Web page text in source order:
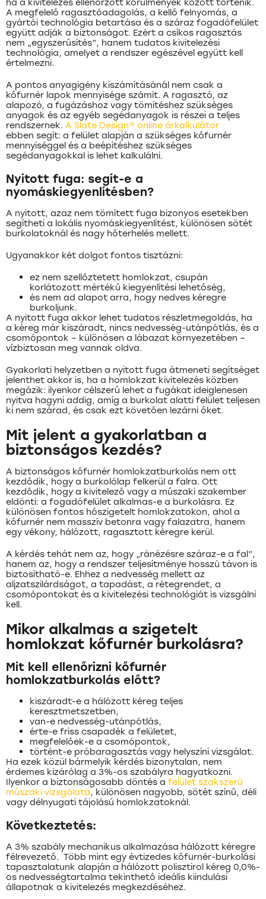
A megfelelő ragasztóadagolás, a kellő felnyomás, a
gyártói technológia betartása és a száraz fogadófelület
együtt adják a biztonságot. Ezért a csíkos ragasztás
nem „egyszerűsítés”, hanem tudatos kivitelezési
technológia, amelyet a rendszer egészével együtt kell
értelmezni.
A pontos anyagigény kiszámításánál nem csak a
kőfurnér lapok mennyisége számít. A ragasztó, az
alapozó, a fugázáshoz vagy tömítéshez szükséges
anyagok és az egyéb segédanyagok is részei a teljes
rendszernek. A Slate Design® online árkalkulátor
ebben segít: a felület alapján a szükséges kőfurnér
mennyiséggel és a beépítéshez szükséges
segédanyagokkal is lehet kalkulálni.
Nyitott fuga: segít-e a
nyomáskiegyenlítésben?
A nyitott, azaz nem tömített fuga bizonyos esetekben
segítheti a lokális nyomáskiegyenlítést, különösen sötét
burkolatoknál és nagy hőterhelés mellett.
Ugyanakkor két dolgot fontos tisztázni:
ez nem szellőztetett homlokzat, csupán
korlátozott mértékű kiegyenlítési lehetőség,
és nem ad alapot arra, hogy nedves kéregre
burkoljunk.
A nyitott fuga akkor lehet tudatos részletmegoldás, ha
a kéreg már kiszáradt, nincs nedvesség-utánpótlás, és a
csomópontok – különösen a lábazat környezetében –
vízbiztosan meg vannak oldva.
Gyakorlati helyzetben a nyitott fuga átmeneti segítséget
jelenthet akkor is, ha a homlokzat kivitelezés közben
megázik: ilyenkor célszerű lehet a fugákat ideiglenesen
nyitva hagyni addig, amíg a burkolat alatti felület teljesen
ki nem szárad, és csak ezt követően lezárni őket.
Mit jelent a gyakorlatban a
biztonságos kezdés?
A biztonságos kőfurnér homlokzatburkolás nem ott
kezdődik, hogy a burkolólap felkerül a falra. Ott
kezdődik, hogy a kivitelező vagy a műszaki szakember
eldönti: a fogadófelület alkalmas-e a burkolásra. Ez
különösen fontos hőszigetelt homlokzatokon, ahol a
kőfurnér nem masszív betonra vagy falazatra, hanem
egy vékony, hálózott, ragasztott kéregre kerül.
A kérdés tehát nem az, hogy „ránézésre száraz-e a fal”,
hanem az, hogy a rendszer teljesítménye hosszú távon is
biztosítható-e. Ehhez a nedvesség mellett az
aljzatszilárdságot, a tapadást, a rétegrendet, a
csomópontokat és a kivitelezési technológiát is vizsgálni
kell.
Mikor alkalmas a szigetelt
homlokzat kőfurnér burkolásra?
Mit kell ellenőrizni kőfurnér
homlokzatburkolás előtt?
kiszáradt-e a hálózott kéreg teljes
keresztmetszetben,
van-e nedvesség-utánpótlás,
érte-e friss csapadék a felületet,
megfelelőek-e a csomópontok,
történt-e próbaragasztás vagy helyszíni vizsgálat.
Ha ezek közül bármelyik kérdés bizonytalan, nem
érdemes kizárólag a 3%-os szabályra hagyatkozni.
Ilyenkor a biztonságosabb döntés a felület szakszerű
műszaki vizsgálata, különösen nagyobb, sötét színű, déli
vagy délnyugati tájolású homlokzatoknál.
Következtetés:
A 3% szabály mechanikus alkalmazása hálózott kéregre
félrevezető. Több mint egy évtizedes kőfurnér-burkolási
tapasztalatunk alapján a hálózott polisztirol kéreg 0,0%-
os nedvességtartalma tekinthető ideális kiindulási
állapotnak a kivitelezés megkezdéséhez.